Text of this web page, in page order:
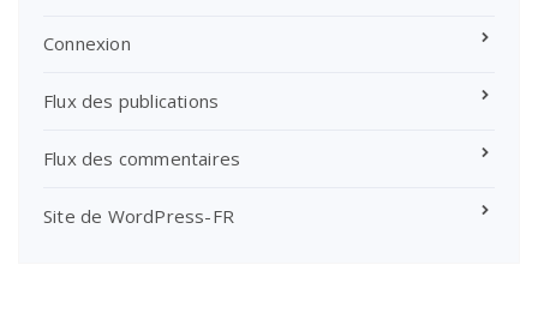
Connexion
Flux des publications
Flux des commentaires
Site de WordPress-FR